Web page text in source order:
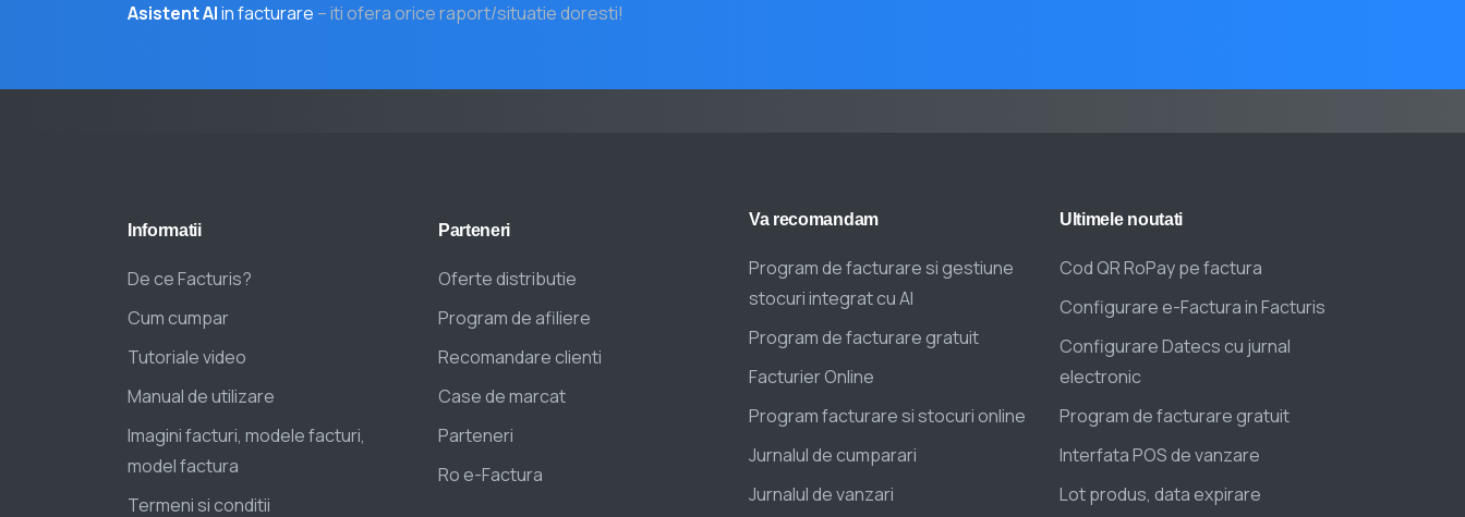
Asistent AIin facturare – iti ofera orice raport/situatie doresti!
Informatii
De ce Facturis?
Cum cumpar
Tutoriale video
Manual de utilizare
Imagini facturi, modele facturi,
model factura
Termeni si conditii
Parteneri
Oferte distributie
Program de afiliere
Recomandare clienti
Case de marcat
Parteneri
Ro e-Factura
Va recomandam
Program de facturare si gestiune
stocuri integrat cu AI
Program de facturare gratuit
Facturier Online
Program facturare si stocuri online
Jurnalul de cumparari
Jurnalul de vanzari
Ultimele noutati
Cod QR RoPay pe factura
Configurare e-Factura in Facturis
Configurare Datecs cu jurnal
electronic
Program de facturare gratuit
Interfata POS de vanzare
Lot produs, data expirare